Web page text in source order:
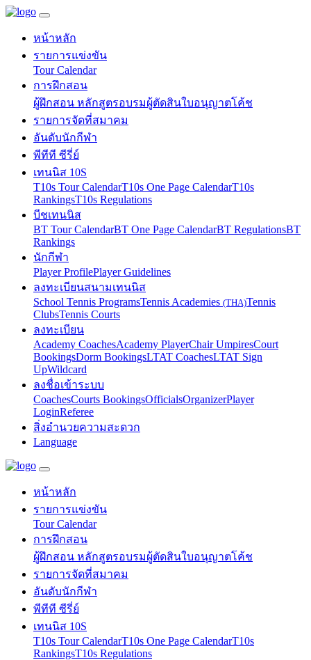
หน้าหลัก
รายการแข่งขัน
Tour Calendar
การฝึกสอน
ผู้ฝึกสอน หลักสูตรอบรมผู้ตัดสินใบอนุญาตโค้ช
รายการจัดที่สมาคม
อันดับนักกีฬา
พีทีที ซีรี่ย์
เทนนิส 10S
T10s Tour CalendarT10s One Page CalendarT10s
RankingsT10s Regulations
บีชเทนนิส
BT Tour CalendarBT One Page CalendarBT RegulationsBT
Rankings
นักกีฬา
Player ProfilePlayer Guidelines
ลงทะเบียนสนามเทนนิส
School Tennis ProgramsTennis Academies (THA)Tennis
ClubsTennis Courts
ลงทะเบียน
Academy CoachesAcademy PlayerChair UmpiresCourt
BookingsDorm BookingsLTAT CoachesLTAT Sign
UpWildcard
ลงชื่อเข้าระบบ
CoachesCourts BookingsOfficialsOrganizerPlayer
LoginReferee
สิ่งอำนวยความสะดวก
Language
หน้าหลัก
รายการแข่งขัน
Tour Calendar
การฝึกสอน
ผู้ฝึกสอน หลักสูตรอบรมผู้ตัดสินใบอนุญาตโค้ช
รายการจัดที่สมาคม
อันดับนักกีฬา
พีทีที ซีรี่ย์
เทนนิส 10S
T10s Tour CalendarT10s One Page CalendarT10s
RankingsT10s Regulations